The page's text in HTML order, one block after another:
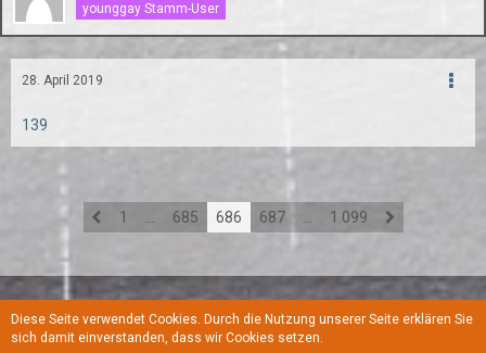
younggay Stamm-User
28. April 2019
139
1 685 686 687 1.099
Regeln Datenschutzerklärung Kontakt
Diese Seite verwendet Cookies. Durch die Nutzung unserer Seite erklären Sie
sich damit einverstanden, dass wir Cookies setzen.